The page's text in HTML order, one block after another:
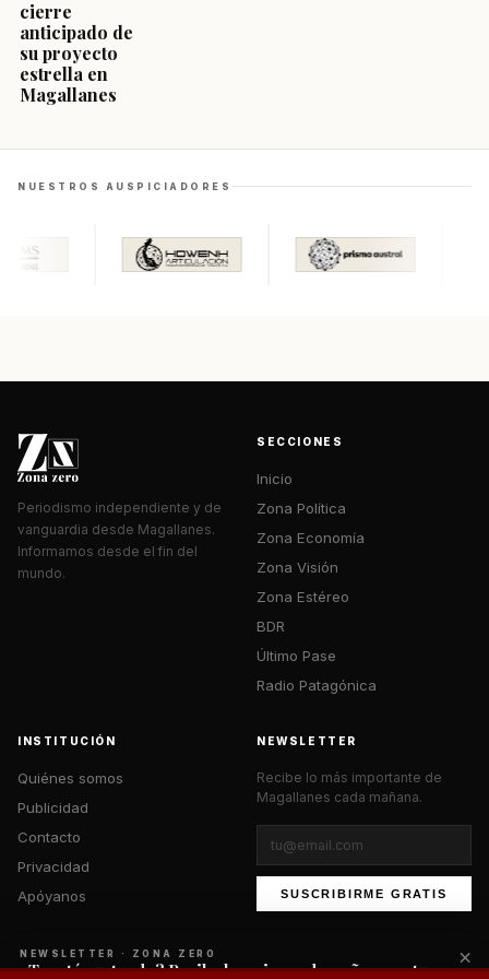
cierre
anticipado de
su proyecto
estrella en
Magallanes
NUESTROS AUSPICIADORES
Periodismo independiente y de
vanguardia desde Magallanes.
Informamos desde el fin del
mundo.
SECCIONES
Inicio
Zona Política
Zona Economía
Zona Visión
Zona Estéreo
BDR
Último Pase
Radio Patagónica
INSTITUCIÓN
Quiénes somos
Publicidad
Contacto
Privacidad
Apóyanos
NEWSLETTER
Recibe lo más importante de
Magallanes cada mañana.
SUSCRIBIRME GRATIS
NEWSLETTER · ZONA ZERO
¿Te está gustando? Recibe lo mejor cada mañana en tu ×